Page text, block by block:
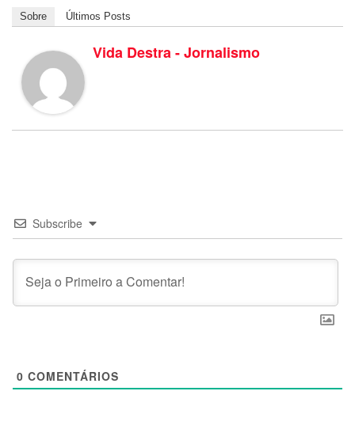
Sobre Últimos Posts
Vida Destra - Jornalismo
Subscribe
0 COMENTÁRIOS